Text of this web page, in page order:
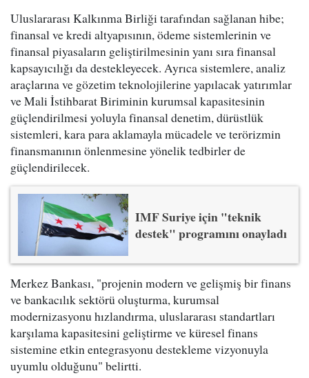
Uluslararası Kalkınma Birliği tarafından sağlanan hibe;
finansal ve kredi altyapısının, ödeme sistemlerinin ve
finansal piyasaların geliştirilmesinin yanı sıra finansal
kapsayıcılığı da destekleyecek. Ayrıca sistemlere, analiz
araçlarına ve gözetim teknolojilerine yapılacak yatırımlar
ve Mali İstihbarat Biriminin kurumsal kapasitesinin
güçlendirilmesi yoluyla finansal denetim, dürüstlük
sistemleri, kara para aklamayla mücadele ve terörizmin
finansmanının önlenmesine yönelik tedbirler de
güçlendirilecek.
IMF Suriye için "teknik
destek" programını onayladı
Merkez Bankası, "projenin modern ve gelişmiş bir finans
ve bankacılık sektörü oluşturma, kurumsal
modernizasyonu hızlandırma, uluslararası standartları
karşılama kapasitesini geliştirme ve küresel finans
sistemine etkin entegrasyonu destekleme vizyonuyla
uyumlu olduğunu" belirtti.